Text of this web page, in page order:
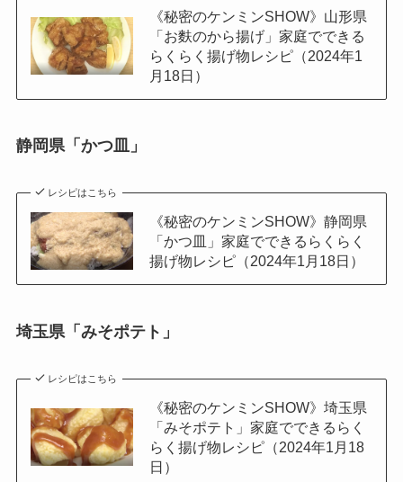
《秘密のケンミンSHOW》山形県
「お麩のから揚げ」家庭でできる
らくらく揚げ物レシピ（2024年1
月18日）
静岡県「かつ皿」
レシピはこちら
《秘密のケンミンSHOW》静岡県
「かつ皿」家庭でできるらくらく
揚げ物レシピ（2024年1月18日）
埼玉県「みそポテト」
レシピはこちら
《秘密のケンミンSHOW》埼玉県
「みそポテト」家庭でできるらく
らく揚げ物レシピ（2024年1月18
日）